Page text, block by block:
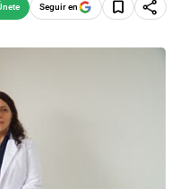
Seguir en